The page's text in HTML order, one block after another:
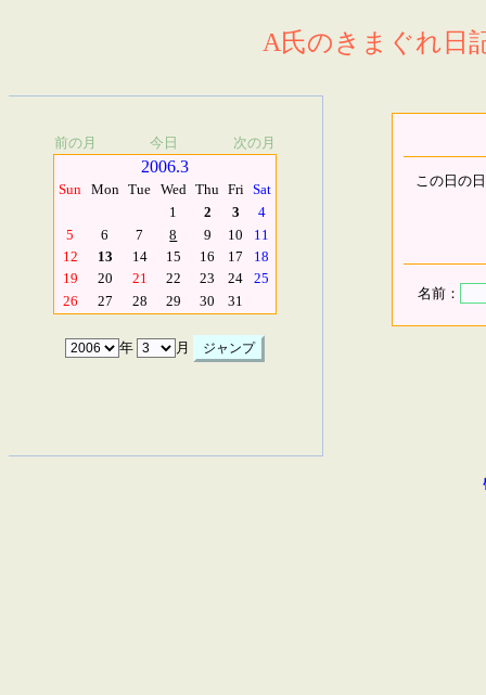
A氏のきまぐれ日
前の月 今日 次の月
2006.3
Sun Mon Tue Wed Thu Fri Sat
1
2 3
4
5
6 7 8 9 10
11
12
13 14 15 16 17
18
19
20 21 22 23 24
25
26
27 28 29 30 31
年 月
この日の
名前：